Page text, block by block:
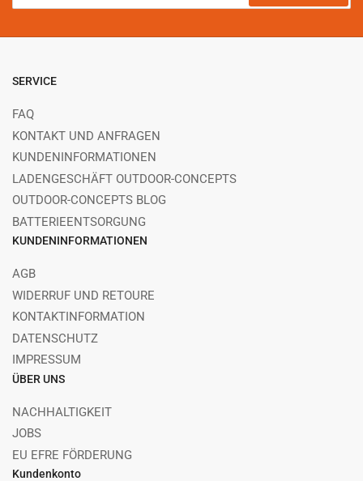
Mail
SERVICE
FAQ
KONTAKT UND ANFRAGEN
KUNDENINFORMATIONEN
LADENGESCHÄFT OUTDOOR-CONCEPTS
OUTDOOR-CONCEPTS BLOG
BATTERIEENTSORGUNG
KUNDENINFORMATIONEN
AGB
WIDERRUF UND RETOURE
KONTAKTINFORMATION
DATENSCHUTZ
IMPRESSUM
ÜBER UNS
NACHHALTIGKEIT
JOBS
EU EFRE FÖRDERUNG
Kundenkonto